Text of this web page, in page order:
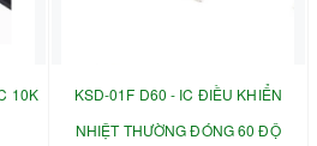
10K
KSD-01F D60 - IC ĐIỀU KHIỂN
NHIỆT THƯỜNG ĐÓNG 60 ĐỘ